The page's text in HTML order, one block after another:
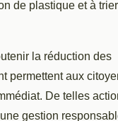
de plastique et à trier
la réduction des
permettent aux
De telles
gestion